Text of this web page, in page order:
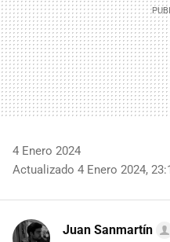
4 Enero 2024
Actualizado 4 Enero 2024,
Juan Sanmartín